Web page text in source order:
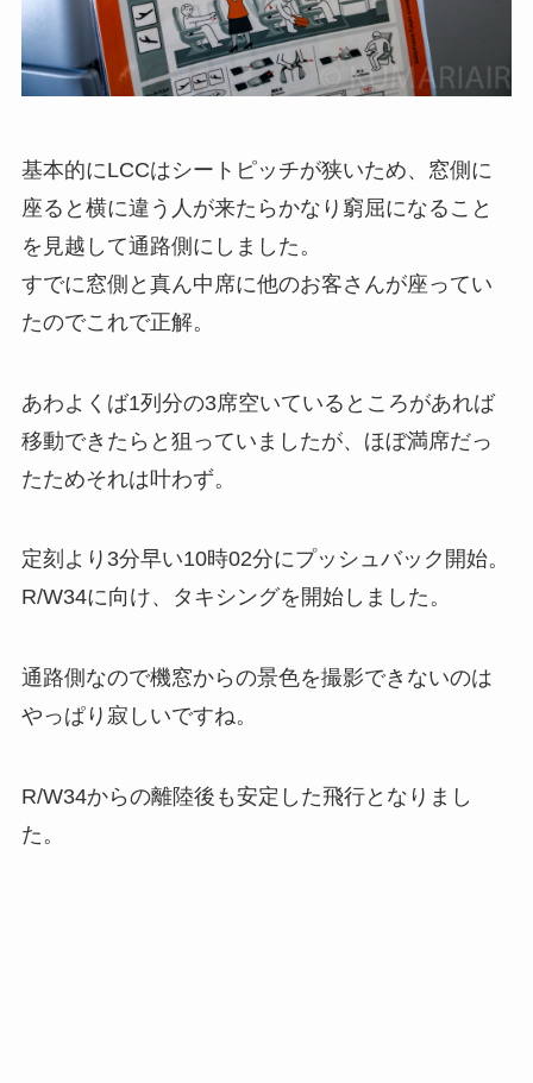
基本的にLCCはシートピッチが狭いため、窓側に
座ると横に違う人が来たらかなり窮屈になること
を見越して通路側にしました。
すでに窓側と真ん中席に他のお客さんが座ってい
たのでこれで正解。
あわよくば1列分の3席空いているところがあれば
移動できたらと狙っていましたが、ほぼ満席だっ
たためそれは叶わず。
定刻より3分早い10時02分にプッシュバック開始。
R/W34に向け、タキシングを開始しました。
通路側なので機窓からの景色を撮影できないのは
やっぱり寂しいですね。
R/W34からの離陸後も安定した飛行となりまし
た。